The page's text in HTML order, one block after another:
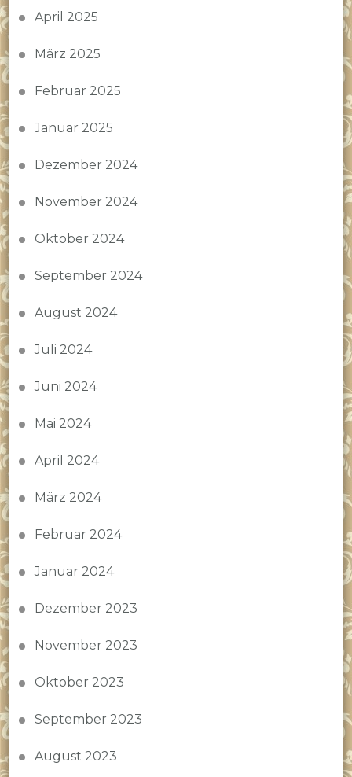
April 2025
März 2025
Februar 2025
Januar 2025
Dezember 2024
November 2024
Oktober 2024
September 2024
August 2024
Juli 2024
Juni 2024
Mai 2024
April 2024
März 2024
Februar 2024
Januar 2024
Dezember 2023
November 2023
Oktober 2023
September 2023
August 2023